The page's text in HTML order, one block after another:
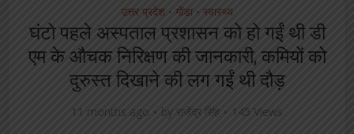
उत्तर प्रदेश • गोंडा • स्वास्थ्य
घंटो पहले अस्पताल प्रशासन को हो गईं थी डी
एम के औचक निरिक्षण की जानकारी, कमियों को
दुरुस्त दिखाने की लग गईं थी दौड़
11 months ago by राजेंद्र सिंह 145 Views